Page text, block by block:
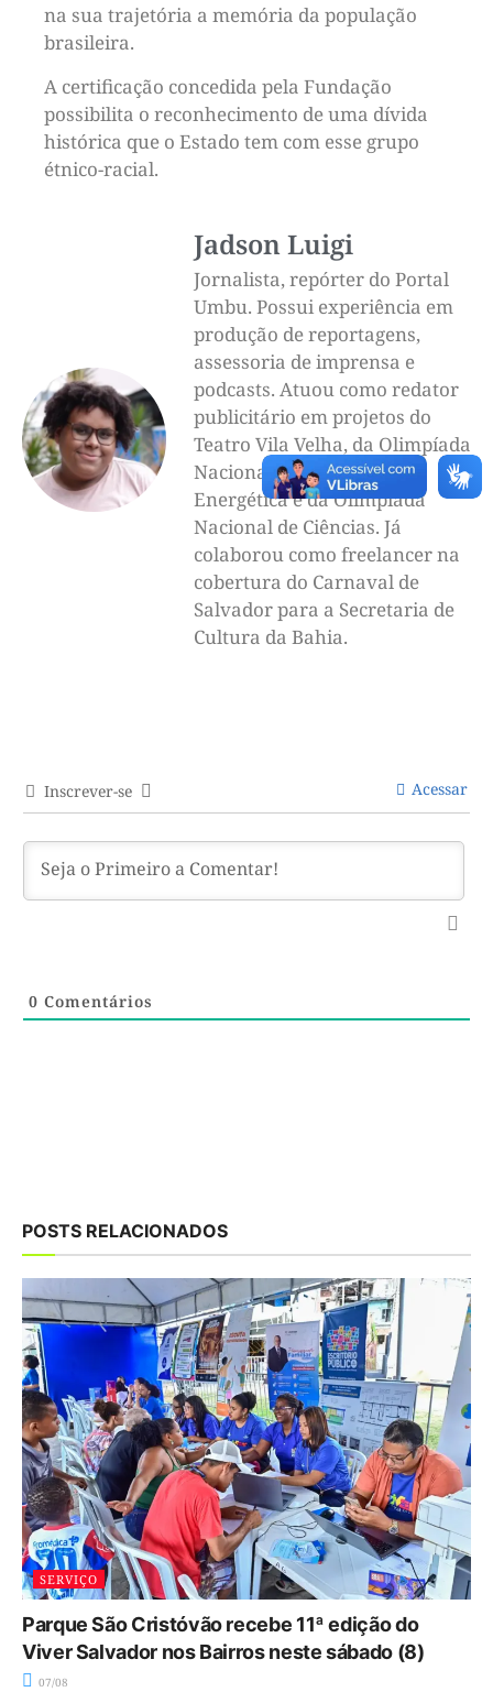
na sua trajetória a memória da população
brasileira.
A certificação concedida pela Fundação
possibilita o reconhecimento de uma dívida
histórica que o Estado tem com esse grupo
étnico-racial.
Jadson Luigi
Jornalista, repórter do Portal
Umbu. Possui experiência em
produção de reportagens,
assessoria de imprensa e
podcasts. Atuou como redator
publicitário em projetos do
Teatro Vila Velha, da Olimpíada
Nacional de Eficiência
Energética e da Olimpíada
Nacional de Ciências. Já
colaborou como freelancer na
cobertura do Carnaval de
Salvador para a Secretaria de
Cultura da Bahia.
Inscrever-se Acessar
0 Comentários
POSTS RELACIONADOS
SERVIÇO
Parque São Cristóvão recebe 11ª edição do
Viver Salvador nos Bairros neste sábado (8)
07/08